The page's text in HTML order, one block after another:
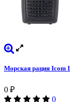
Морская рация Icom
0 ₽
0